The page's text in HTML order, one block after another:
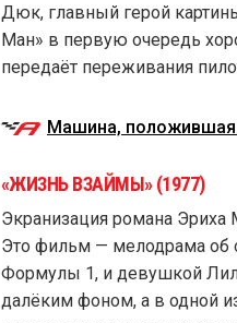
Дюк, главный герой
Ман» в первую очередь
передаёт переживания
Машина,
«ЖИЗНЬ ВЗАЙМЫ» (1977)
Экранизация романа Эриха
Это фильм — мелодрама об
Формулы 1, и девушкой
далёким фоном, а в одной